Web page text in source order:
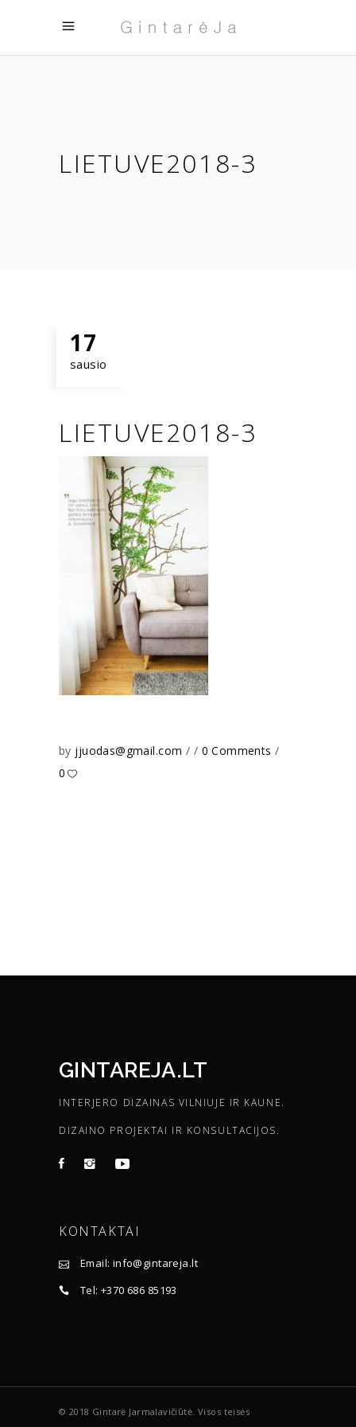
LIETUVE2018-3
17
sausio
LIETUVE2018-3
by jjuodas@gmail.com
0 Comments
0
GINTAREJA.LT
INTERJERO DIZAINAS VILNIUJE IR KAUNE.
DIZAINO PROJEKTAI IR KONSULTACIJOS.
KONTAKTAI
Email: info@gintareja.lt
Tel: +370 686 85193
© 2018 Gintarė Jarmalavičiūtė. Visos teisės